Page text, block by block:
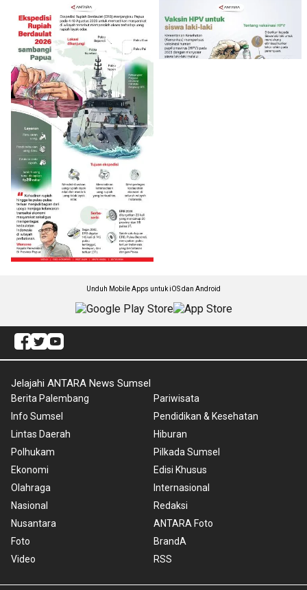
Unduh Mobile Apps untuk iOS dan Android
Jelajahi ANTARA News Sumsel
Berita Palembang
Info Sumsel
Lintas Daerah
Polhukam
Ekonomi
Olahraga
Nasional
Nusantara
Foto
Video
Pariwisata
Pendidikan & Kesehatan
Hiburan
Pilkada Sumsel
Edisi Khusus
Internasional
Redaksi
ANTARA Foto
BrandA
RSS